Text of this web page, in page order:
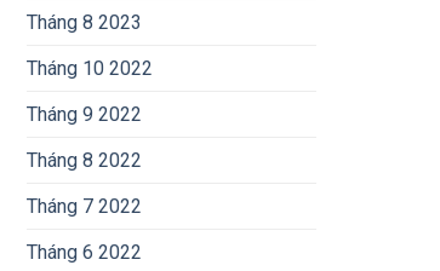
Tháng 8 2023
Tháng 10 2022
Tháng 9 2022
Tháng 8 2022
Tháng 7 2022
Tháng 6 2022